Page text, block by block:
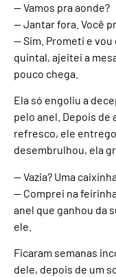
— Vamos pra aonde?
— Jantar fora. Você
— Sim. Prometi e
quintal, ajeitei a
pouco chega.
Ela só engoliu a
pelo anel. Depois de
refresco, ele
desembrulhou, ela
— Vazia? Uma
— Comprei na
anel que ganhou da
ele.
Ficaram semanas
dele, depois de um